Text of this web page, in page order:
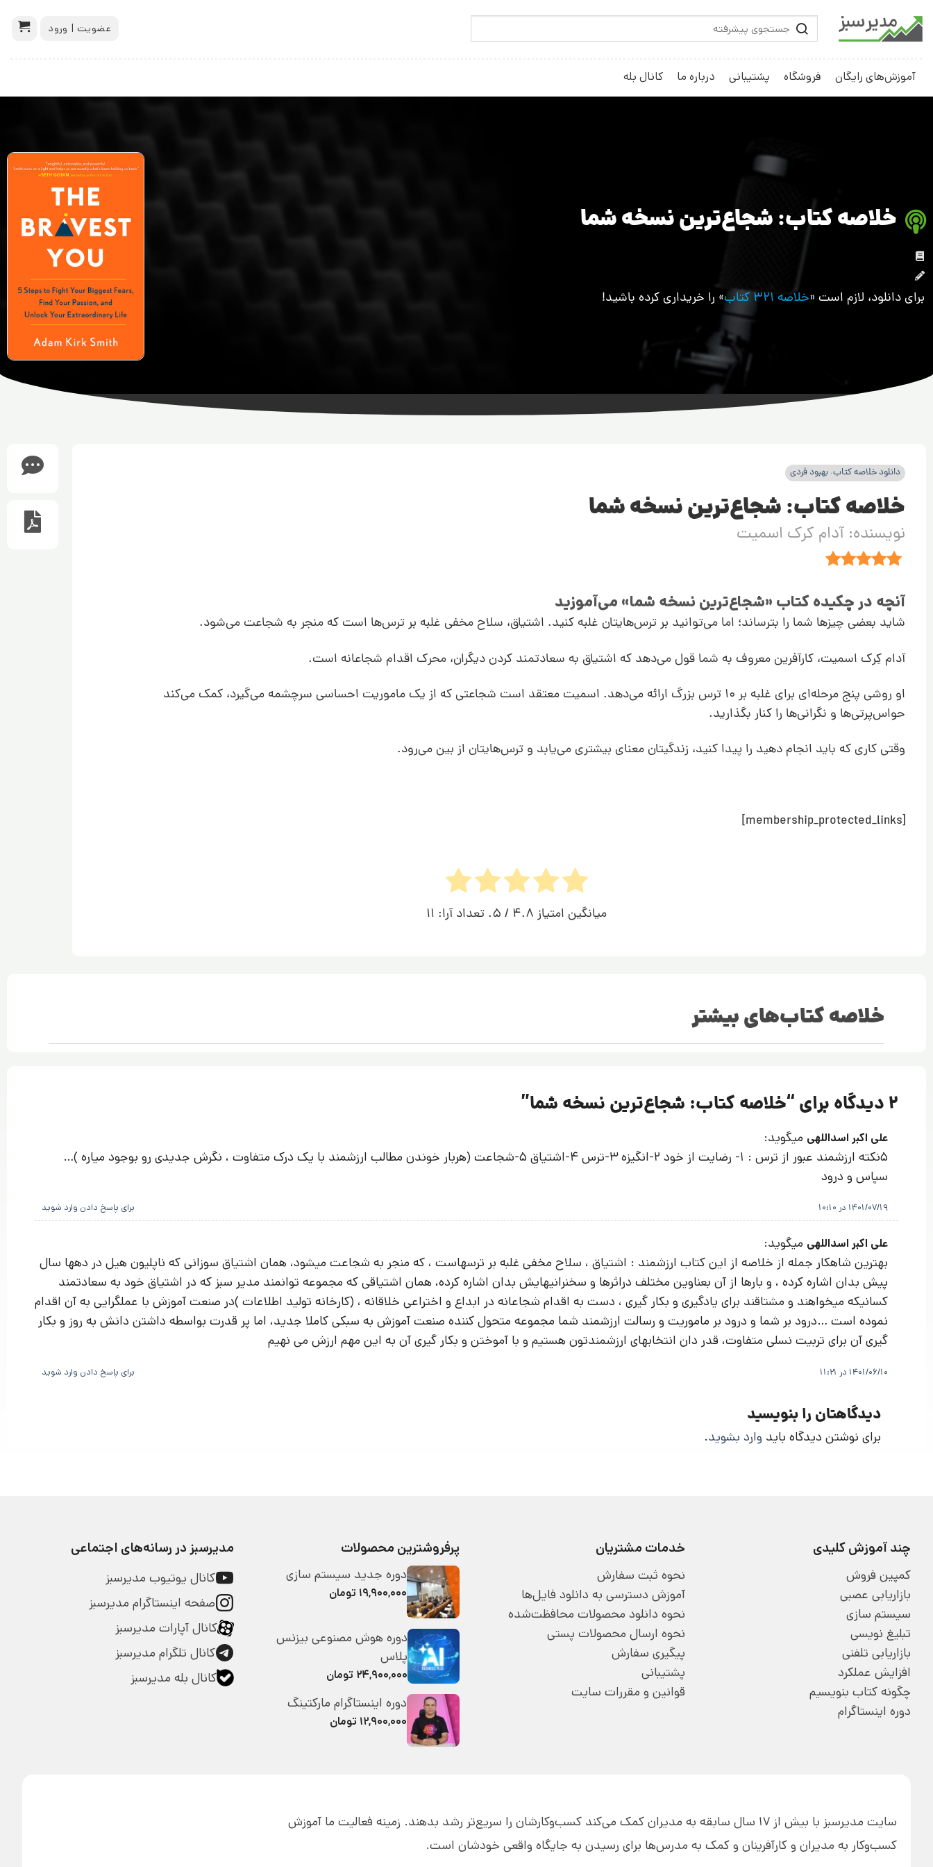
عضویت | ورود
آموزش‌های رایگان فروشگاه پشتیبانی درباره ما کانال بله
خلاصه کتاب: شجاع‌ترین نسخه شما
برای دانلود، لازم است «خلاصه 321 کتاب » را خریداری کرده باشید!
دانلود خلاصه کتاب، بهبود فردی
خلاصه کتاب: شجاع‌ترین نسخه شما
نویسنده: آدام کرک اسمیت
آنچه در چکیده کتاب «شجاع‌ترین نسخه شما» می‌آموزید
شاید بعضی چیزها شما را بترساند؛ اما می‌توانید بر ترس‌هایتان غلبه کنید. اشتیاق، سلاح مخفی غلبه بر ترس‌ها است که منجر به شجاعت می‌شود.
آدام کِرک اسمیت، کارآفرین معروف به شما قول می‌دهد که اشتیاق به سعادتمند کردن دیگران، محرک اقدام شجاعانه است.
او روشی پنج مرحله‌ای برای غلبه بر 10 ترس بزرگ ارائه می‌دهد. اسمیت معتقد است شجاعتی که از یک ماموریت احساسی سرچشمه می‌گیرد، کمک می‌کند
حواس‌پرتی‌ها و نگرانی‌ها را کنار بگذارید.
وقتی کاری که باید انجام دهید را پیدا کنید، زندگیتان معنای بیشتری می‌یابد و ترس‌هایتان از بین می‌رود.
[membership_protected_links]
میانگین امتیاز 4.8 / 5. تعداد آرا: 11
خلاصه کتاب‌های بیشتر
2 دیدگاه برای “ خلاصه کتاب: شجاع‌ترین نسخه شما”
علی اکبر اسداللهی میگوید:
5نکته ارزشمند عبور از ترس : 1- رضایت از خود 2-انگیزه 3-ترس 4-اشتیاق 5-شجاعت (هربار خوندن مطالب ارزشمند با یک درک متفاوت ، نگرش جدیدی رو بوجود میاره )…
سپاس و درود
1401/07/19 در 10:10 برای پاسخ دادن وارد شوید
علی اکبر اسداللهی میگوید:
بهترین شاهکار جمله از خلاصه از این کتاب ارزشمند : اشتیاق ، سلاح مخفی غلبه بر ترسهاست ، که منجر به شجاعت میشود، همان اشتیاق سوزانی که ناپلیون هیل در دهها سال
پیش بدان اشاره کرده ، و بارها از آن بعناوین مختلف دراثرها و سخنرانیهایش بدان اشاره کرده، همان اشتیاقی که مجموعه توانمند مدیر سبز که در اشتیاق خود به سعادتمند
کسانیکه میخواهند و مشتاقند برای یادگیری و بکار گیری ، دست به اقدام شجاعانه در ابداع و اختراعی خلاقانه ، (کارخانه تولید اطلاعات )در صنعت آموزش با عملگرایی به آن اقدام
نموده است …درود بر شما و درود بر ماموریت و رسالت ارزشمند شما مجموعه متحول کننده صنعت آموزش به سبکی کاملا جدید، اما پر قدرت بواسطه داشتن دانش به روز و بکار
گیری آن برای تربیت نسلی متفاوت، قدر دان انتخابهای ارزشمندتون هستیم و با آموختن و بکار گیری آن به این مهم ارزش می نهیم
1401/06/10 در 11:21 برای پاسخ دادن وارد شوید
دیدگاهتان را بنویسید
برای نوشتن دیدگاه باید وارد بشوید.
چند آموزش کلیدی
کمپین فروش
بازاریابی عصبی
سیستم سازی
تبلیغ نویسی
بازاریابی تلفنی
افزایش عملکرد
چگونه کتاب بنویسیم
دوره اینستاگرام
خدمات مشتریان
نحوه ثبت سفارش
آموزش دسترسی به دانلود فایل‌ها
نحوه دانلود محصولات محافظت‌شده
نحوه ارسال محصولات پستی
پیگیری سفارش
پشتیبانی
قوانین و مقررات سایت
پرفروشترین محصولات
دوره جدید سیستم سازی
۱۹,۹۰۰,۰۰۰ تومان
دوره هوش مصنوعی بیزنس
پلاس
۲۴,۹۰۰,۰۰۰ تومان
دوره اینستاگرام مارکتینگ
۱۲,۹۰۰,۰۰۰ تومان
مدیرسبز در رسانه‌های اجتماعی
کانال یوتیوب مدیرسبز
صفحه اینستاگرام مدیرسبز
کانال آپارات مدیرسبز
کانال تلگرام مدیرسبز
کانال بله مدیرسبز
سایت مدیرسبز با بیش از 17 سال سابقه به مدیران کمک می‌کند کسب‌و‌کارشان را سریع‌تر رشد بدهند. زمینه فعالیت ما آموزش
کسب‌وکار به مدیران و کارآفرینان و کمک به مدرس‌ها برای رسیدن به جایگاه واقعی خودشان است.